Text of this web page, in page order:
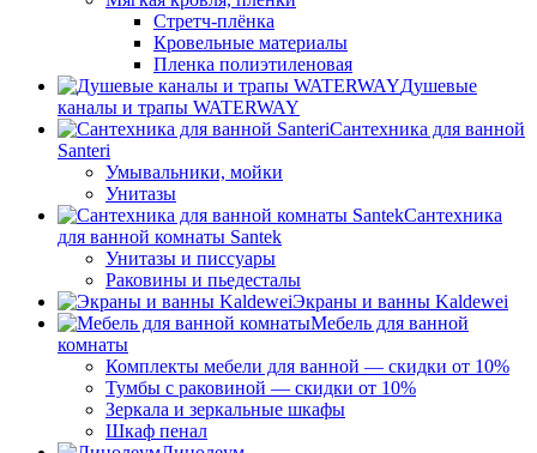
Стретч-плёнка
Кровельные материалы
Пленка полиэтиленовая
Душевые
каналы и трапы WATERWAY
Сантехника для ванной
Santeri
Умывальники, мойки
Унитазы
Сантехника
для ванной комнаты Santek
Унитазы и писсуары
Раковины и пьедесталы
Экраны и ванны Kaldewei
Мебель для ванной
комнаты
Комплекты мебели для ванной — скидки от 10%
Тумбы с раковиной — скидки от 10%
Зеркала и зеркальные шкафы
Шкаф пенал